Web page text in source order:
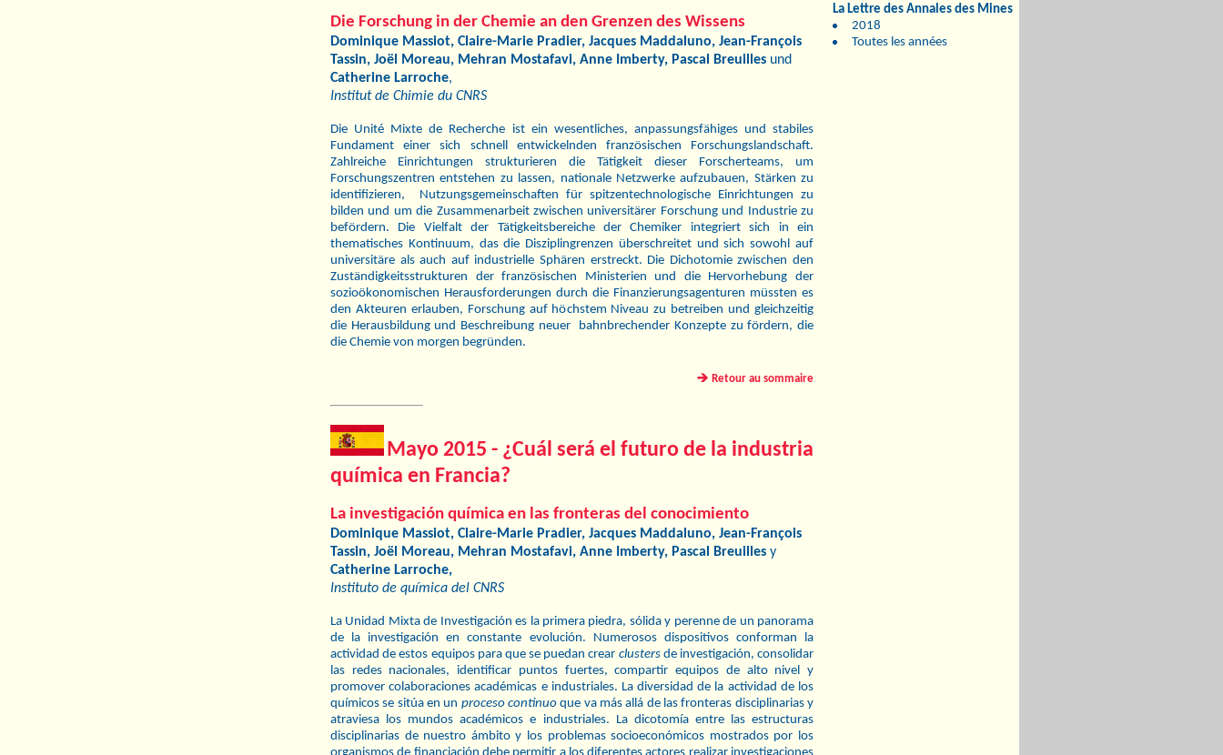
La Lettre des Annales des Mines
2018
Toutes les années
Die Forschung in der Chemie an den Grenzen des Wissens
Dominique Massiot, Claire-Marie Pradier, Jacques Maddaluno, Jean-François
Tassin, Joël Moreau, Mehran Mostafavi, Anne Imberty, Pascal Breuilles und
Catherine Larroche,
Institut de Chimie du CNRS
Die Unité Mixte de Recherche ist ein wesentliches, anpassungsfähiges und stabiles
Fundament einer sich schnell entwickelnden französischen Forschungslandschaft.
Zahlreiche Einrichtungen strukturieren die Tätigkeit dieser Forscherteams, um
Forschungszentren entstehen zu lassen, nationale Netzwerke aufzubauen, Stärken zu
identifizieren, Nutzungsgemeinschaften für spitzentechnologische Einrichtungen zu
bilden und um die Zusammenarbeit zwischen universitärer Forschung und Industrie zu
befördern. Die Vielfalt der Tätigkeitsbereiche der Chemiker integriert sich in ein
thematisches Kontinuum, das die Disziplingrenzen überschreitet und sich sowohl auf
universitäre als auch auf industrielle Sphären erstreckt. Die Dichotomie zwischen den
Zuständigkeitsstrukturen der französischen Ministerien und die Hervorhebung der
sozioökonomischen Herausforderungen durch die Finanzierungsagenturen müssten es
den Akteuren erlauben, Forschung auf höchstem Niveau zu betreiben und gleichzeitig
die Herausbildung und Beschreibung neuer bahnbrechender Konzepte zu fördern, die
die Chemie von morgen begründen.
Retour au sommaire
Mayo 2015 - ¿Cuál será el futuro de la industria
química en Francia?
La investigación química en las fronteras del conocimiento
Dominique Massiot, Claire-Marie Pradier, Jacques Maddaluno, Jean-François
Tassin, Joël Moreau, Mehran Mostafavi, Anne Imberty, Pascal Breuilles y
Catherine Larroche,
Instituto de química del CNRS
La Unidad Mixta de Investigación es la primera piedra, sólida y perenne de un panorama
de la investigación en constante evolución. Numerosos dispositivos conforman la
actividad de estos equipos para que se puedan crear clustersde investigación, consolidar
las redes nacionales, identificar puntos fuertes, compartir equipos de alto nivel y
promover colaboraciones académicas e industriales. La diversidad de la actividad de los
químicos se sitúa en un proceso continuo que va más allá de las fronteras disciplinarias y
atraviesa los mundos académicos e industriales. La dicotomía entre las estructuras
disciplinarias de nuestro ámbito y los problemas socioeconómicos mostrados por los
organismos de financiación debe permitir a los diferentes actores realizar investigaciones